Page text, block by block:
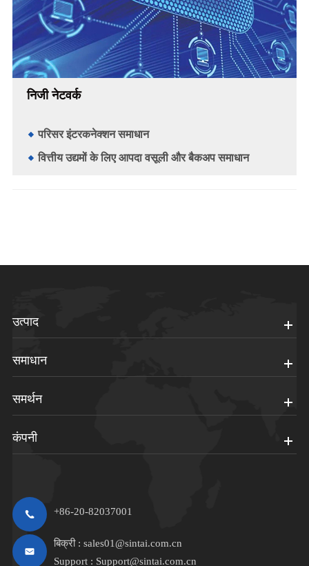
निजी नेटवर्क
परिसर इंटरकनेक्शन समाधान
वित्तीय उद्यमों के लिए आपदा वसूली और बैकअप समाधान
उत्पाद
समाधान
समर्थन
कंपनी
+86-20-82037001
बिक्री : sales01@sintai.com.cn
Support : Support@sintai.com.cn